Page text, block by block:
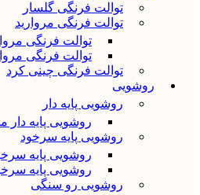
توالت فرنگی گلسار
توالت فرنگی مروارید
توالت فرنگی
توالت فرنگی
توالت فرنگی چینی کرد
روشویی
روشویی پایه دار
روشویی پایه دار
روشویی پایه سرخود
روشویی پایه
روشویی پایه
روشویی رو سنگی